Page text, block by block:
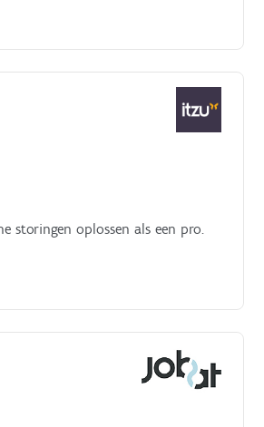
storingen oplossen als een pro.